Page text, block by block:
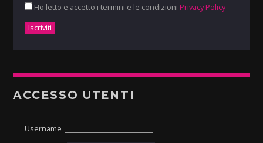
Ho letto e accetto i termini e le condizioni Privacy Policy
ACCESSO UTENTI
Username